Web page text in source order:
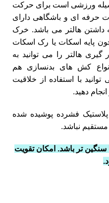
ورزشی است برای حرکت
حرفه ای و باشگاهی دارای
داشتن هالتر می باشد. خرک
پایه اسکات یا رک اسکات
هالتر را می توانید به
کش های بدنسازی هم
با استفاده از خلاقیت
دهید.
فشرده پوشیده شده
نباشد.
سنگین تر باشد. امکان تقویت